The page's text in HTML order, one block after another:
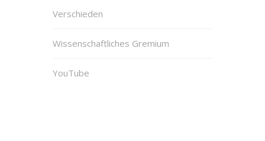
Verschieden
Wissenschaftliches Gremium
YouTube